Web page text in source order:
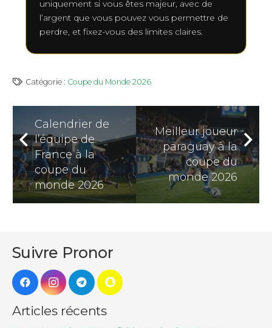
uniquement si vous êtes majeur, avec de
l’argent que vous pouvez vous permettre de
perdre, et fixez-vous des limites claires.
Catégorie : Coupe du Monde 2026
Calendrier de
l’équipe de
France à la
coupe du
monde 2026
Meilleur joueur
paraguay à la
coupe du
monde 2026
Suivre Pronor
Articles récents